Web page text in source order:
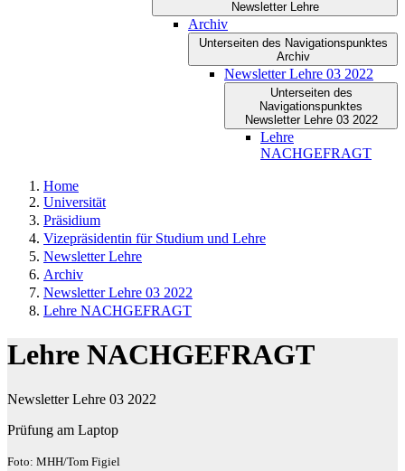
Newsletter Lehre
Archiv
Unterseiten des Navigationspunktes
Archiv
Newsletter Lehre 03 2022
Unterseiten des
Navigationspunktes
Newsletter Lehre 03 2022
Lehre
NACHGEFRAGT
Home
Universität
Präsidium
Vizepräsidentin für Studium und Lehre
Newsletter Lehre
Archiv
Newsletter Lehre 03 2022
Lehre NACHGEFRAGT
Lehre NACHGEFRAGT
Newsletter Lehre 03 2022
Prüfung am Laptop
Foto: MHH/Tom Figiel